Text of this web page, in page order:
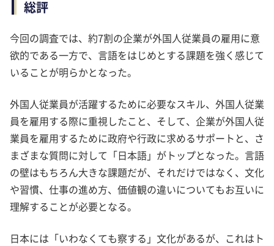
総評
今回の調査では、約7割の企業が外国人従業員の雇用に意
欲的である一方で、言語をはじめとする課題を強く感じて
いることが明らかとなった。
外国人従業員が活躍するために必要なスキル、外国人従業
員を雇用する際に重視したこと、そして、企業が外国人従
業員を雇用するために政府や行政に求めるサポートと、さ
まざまな質問に対して「日本語」がトップとなった。言語
の壁はもちろん大きな課題だが、それだけではなく、文化
や習慣、仕事の進め方、価値観の違いについてもお互いに
理解することが必要となる。
日本には「いわなくても察する」文化があるが、これはト